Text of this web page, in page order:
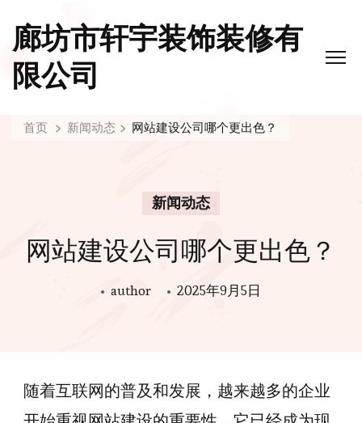
廊坊市轩宇装饰装修有
限公司
首页 新闻动态 网站建设公司哪个更出色？
新闻动态
网站建设公司哪个更出色？
author 2025年9月5日
随着互联网的普及和发展，越来越多的企业